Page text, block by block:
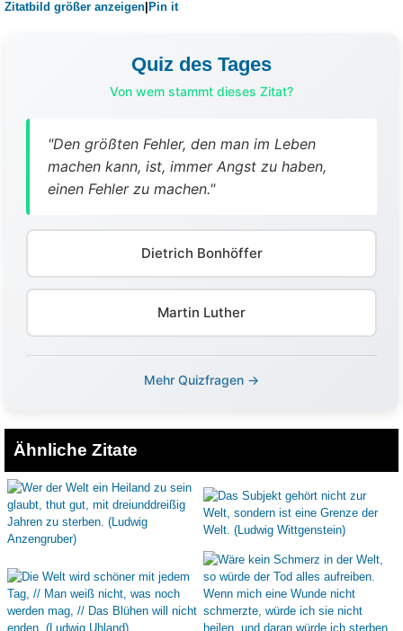
Zitatbild größer anzeigen Pin it
Quiz des Tages
Von wem stammt dieses Zitat?
"Den größten Fehler, den man im Leben
machen kann, ist, immer Angst zu haben,
einen Fehler zu machen."
Dietrich Bonhöffer
Martin Luther
Mehr Quizfragen →
Ähnliche Zitate